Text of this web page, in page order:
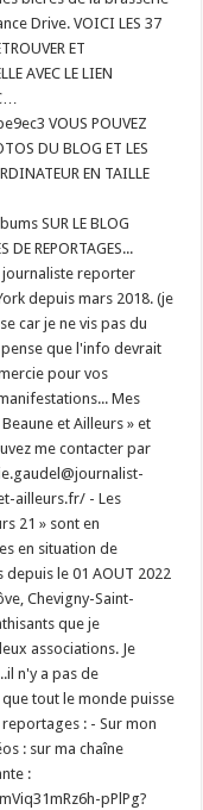
Drive. VOICI LES 37
ET
AVEC LE LIEN
VOUS POUVEZ
DU BLOG ET LES
EN TAILLE
SUR LE BLOG
DE REPORTAGES...
journaliste reporter
depuis mars 2018. (je
car je ne vis pas du
que l'info devrait
pour vos
Mes
et Ailleurs » et
me contacter par
ailleurs.fr/ - Les
21 » sont en
en situation de
le 01 AOUT 2022
Chevigny-Saint-
que je
associations. Je
n'y a pas de
tout le monde puisse
: - Sur mon
: sur ma chaîne
:
pPlPg?